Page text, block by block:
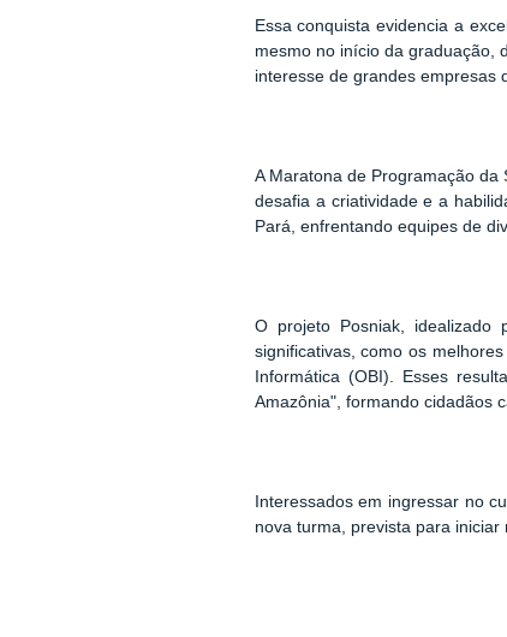
Essa conquista evidencia a
mesmo no início da graduação,
interesse de grandes empresas
A Maratona de Programação
desafia a criatividade e a
Pará, enfrentando equipes de
O projeto Posniak, idealizado
significativas, como os
Informática (OBI). Esses
Amazônia", formando cidadãos
Interessados em ingressar no
nova turma, prevista para iniciar